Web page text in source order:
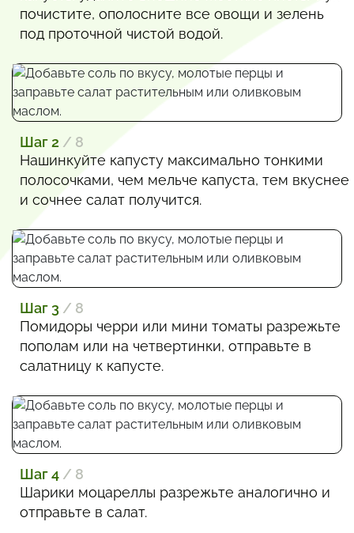
почистите, ополосните все овощи и зелень
под проточной чистой водой.
Шаг 2 / 8
Нашинкуйте капусту максимально тонкими
полосочками, чем мельче капуста, тем вкуснее
и сочнее салат получится.
Шаг 3 / 8
Помидоры черри или мини томаты разрежьте
пополам или на четвертинки, отправьте в
салатницу к капусте.
Шаг 4 / 8
Шарики моцареллы разрежьте аналогично и
отправьте в салат.